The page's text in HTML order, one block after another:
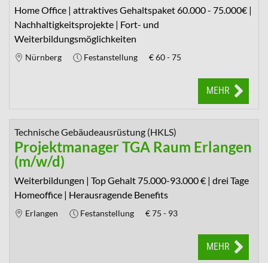
Home Office | attraktives Gehaltspaket 60.000 - 75.000€ |
Nachhaltigkeitsprojekte | Fort- und
Weiterbildungsmöglichkeiten
Nürnberg Festanstellung €60 - 75
MEHR
Technische Gebäudeausrüstung (HKLS)
Projektmanager TGA Raum Erlangen
(m/w/d)
Weiterbildungen | Top Gehalt 75.000-93.000 € | drei Tage
Homeoffice | Herausragende Benefits
Erlangen Festanstellung €75 - 93
MEHR